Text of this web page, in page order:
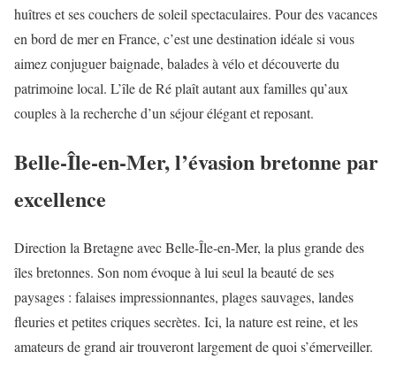
huîtres et ses couchers de soleil spectaculaires. Pour des vacances
en bord de mer en France, c’est une destination idéale si vous
aimez conjuguer baignade, balades à vélo et découverte du
patrimoine local. L’île de Ré plaît autant aux familles qu’aux
couples à la recherche d’un séjour élégant et reposant.
Belle-Île-en-Mer, l’évasion bretonne par
excellence
Direction la Bretagne avec Belle-Île-en-Mer, la plus grande des
îles bretonnes. Son nom évoque à lui seul la beauté de ses
paysages : falaises impressionnantes, plages sauvages, landes
fleuries et petites criques secrètes. Ici, la nature est reine, et les
amateurs de grand air trouveront largement de quoi s’émerveiller.